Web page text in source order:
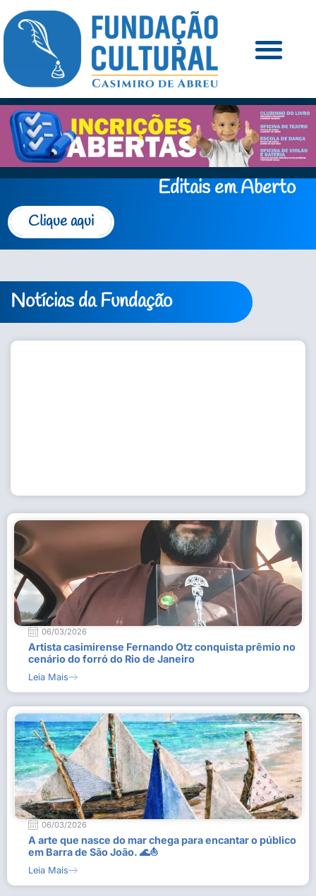
Editais em Aberto
Clique aqui
Notícias da Fundação
06/03/2026
Artista casimirense Fernando Otz conquista prêmio no
cenário do forró do Rio de Janeiro
Leia Mais
06/03/2026
A arte que nasce do mar chega para encantar o público
em Barra de São João. 🌊⛵
Leia Mais